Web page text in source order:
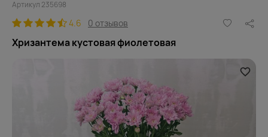
Артикул 235698
4.6 0 отзывов
Хризантема кустовая фиолетовая